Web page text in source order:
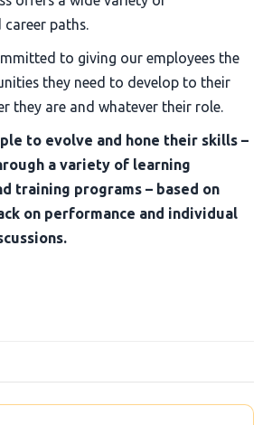
paths.
to giving our employees the
they need to develop to their
they are and whatever their role.
to evolve and hone their skills –
a variety of learning
training programs – based on
on performance and individual